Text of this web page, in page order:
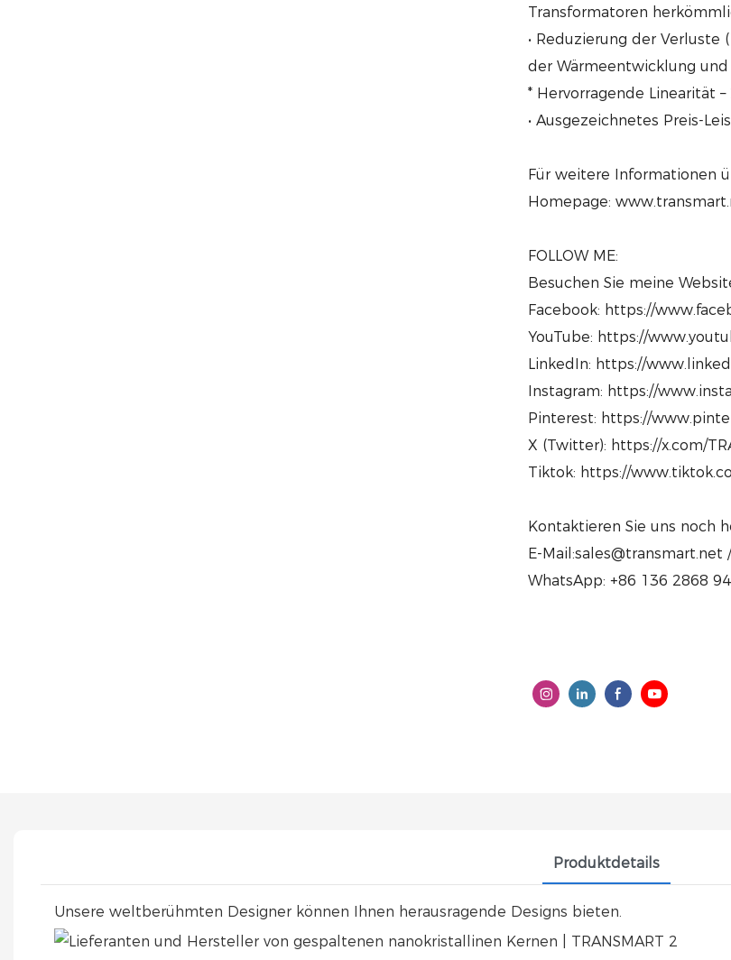
Transformatoren
• Reduzierung der Verluste
der Wärmeentwicklung
* Hervorragende Linearität
• Ausgezeichnetes Preis-
Für weitere Informationen
Homepage:
FOLLOW ME:
Besuchen Sie meine
Facebook: https://
YouTube: https://
LinkedIn: https://
Instagram: https://
Pinterest: https://
X (Twitter): https://x.com/
Tiktok: https://
Kontaktieren Sie uns noch
E-
WhatsApp: +86 136 2868
Produktdetails
Unsere weltberühmten Designer können Ihnen herausragende Designs bieten.